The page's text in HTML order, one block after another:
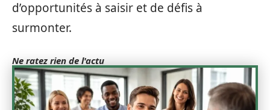
d’opportunités à saisir et de défis à
surmonter.
Ne ratez rien de l'actu